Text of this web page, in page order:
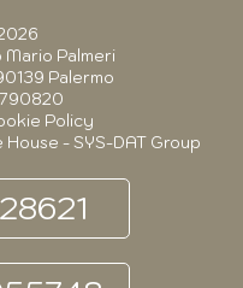
Palmeri
Palermo
Policy
House - SYS-DAT Group